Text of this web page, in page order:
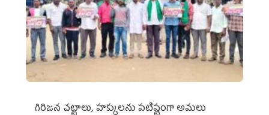
గిరిజన చట్టాలు, హక్కులను పటిష్టంగా అమలు